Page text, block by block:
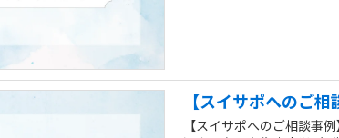
【スイサポへのご
【スイサポへのご相談事例